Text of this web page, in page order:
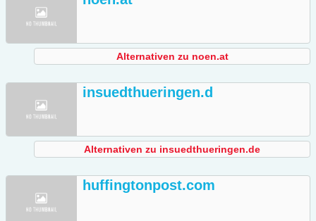
Alternativen zu noen.at
insuedthueringen.d
Alternativen zu insuedthueringen.de
huffingtonpost.com